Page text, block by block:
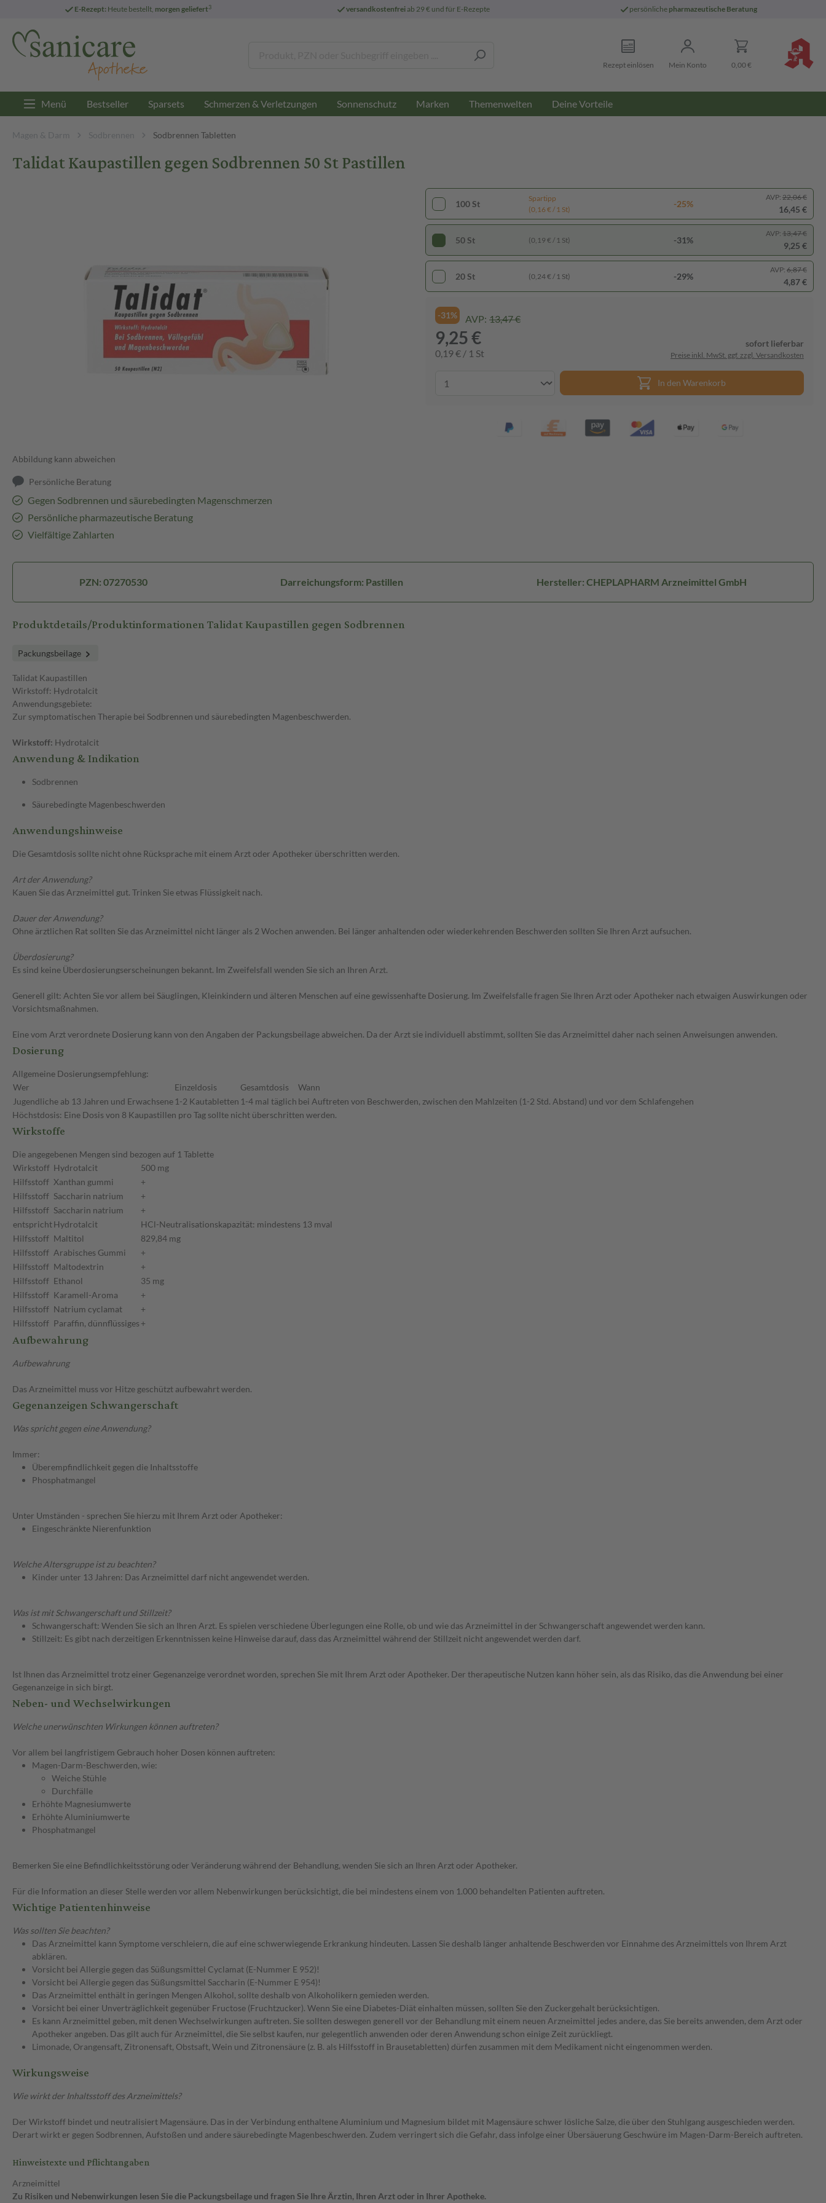
E-Rezept: Heute bestellt, morgen geliefert3 versandkostenfreiab 29 € und für E-Rezepte persönliche pharmazeutische Beratung
Rezept einlösen Mein Konto 0,00 €
Menü Bestseller Sparsets Schmerzen & Verletzungen Sonnenschutz Marken Themenwelten Deine Vorteile
Magen & Darm Sodbrennen Sodbrennen Tabletten
Talidat Kaupastillen gegen Sodbrennen 50 St Pastillen
Abbildung kann abweichen
Persönliche Beratung
Gegen Sodbrennen und säurebedingten Magenschmerzen
Persönliche pharmazeutische Beratung
Vielfältige Zahlarten
100 St
Spartipp
(0,16 € / 1 St)
-25%
AVP: 22,06 €
16,45 €
50 St (0,19 € / 1 St) -31%
AVP: 13,47 €
9,25 €
20 St (0,24 € / 1 St) -29%
AVP: 6,87 €
4,87 €
-31% AVP: 13,47 €
9,25 €
0,19 € / 1 St
sofort lieferbar
Preise inkl. MwSt. ggf. zzgl. Versandkosten
In den Warenkorb
PZN: 07270530 Darreichungsform: Pastillen Hersteller: CHEPLAPHARM Arzneimittel GmbH
Produktdetails/Produktinformationen Talidat Kaupastillen gegen Sodbrennen
Packungsbeilage
Talidat Kaupastillen
Wirkstoff: Hydrotalcit
Anwendungsgebiete:
Zur symptomatischen Therapie bei Sodbrennen und säurebedingten Magenbeschwerden.
Wirkstoff: Hydrotalcit
Anwendung & Indikation
Sodbrennen
Säurebedingte Magenbeschwerden
Anwendungshinweise
Die Gesamtdosis sollte nicht ohne Rücksprache mit einem Arzt oder Apotheker überschritten werden.
Art der Anwendung?
Kauen Sie das Arzneimittel gut. Trinken Sie etwas Flüssigkeit nach.
Dauer der Anwendung?
Ohne ärztlichen Rat sollten Sie das Arzneimittel nicht länger als 2 Wochen anwenden. Bei länger anhaltenden oder wiederkehrenden Beschwerden sollten Sie Ihren Arzt aufsuchen.
Überdosierung?
Es sind keine Überdosierungserscheinungen bekannt. Im Zweifelsfall wenden Sie sich an Ihren Arzt.
Generell gilt: Achten Sie vor allem bei Säuglingen, Kleinkindern und älteren Menschen auf eine gewissenhafte Dosierung. Im Zweifelsfalle fragen Sie Ihren Arzt oder Apotheker nach etwaigen Auswirkungen oder
Vorsichtsmaßnahmen.
Eine vom Arzt verordnete Dosierung kann von den Angaben der Packungsbeilage abweichen. Da der Arzt sie individuell abstimmt, sollten Sie das Arzneimittel daher nach seinen Anweisungen anwenden.
Dosierung
Allgemeine Dosierungsempfehlung:
Wer
Einzeldosis Gesamtdosis
Wann
Jugendliche ab 13 Jahren und Erwachsene 1-2 Kautabletten 1-4 mal täglich bei Auftreten von Beschwerden, zwischen den Mahlzeiten (1-2 Std. Abstand) und vor dem Schlafengehen
Höchstdosis: Eine Dosis von 8 Kaupastillen pro Tag sollte nicht überschritten werden.
Wirkstoffe
Die angegebenen Mengen sind bezogen auf 1 Tablette
Wirkstoff Hydrotalcit
500 mg
Hilfsstoff Xanthan gummi
+
Hilfsstoff Saccharin natrium
+
Hilfsstoff Saccharin natrium
+
entsprichtHydrotalcit
HCl-Neutralisationskapazität: mindestens 13 mval
Hilfsstoff Maltitol
829,84 mg
Hilfsstoff Arabisches Gummi
+
Hilfsstoff Maltodextrin
+
Hilfsstoff Ethanol
35 mg
Hilfsstoff Karamell-Aroma
+
Hilfsstoff Natrium cyclamat
+
Hilfsstoff Paraffin, dünnflüssiges +
Aufbewahrung
Aufbewahrung
Das Arzneimittel muss vor Hitze geschützt aufbewahrt werden.
Gegenanzeigen Schwangerschaft
Was spricht gegen eine Anwendung?
Immer:
Überempfindlichkeit gegen die Inhaltsstoffe
Phosphatmangel
Unter Umständen - sprechen Sie hierzu mit Ihrem Arzt oder Apotheker:
Eingeschränkte Nierenfunktion
Welche Altersgruppe ist zu beachten?
Kinder unter 13 Jahren: Das Arzneimittel darf nicht angewendet werden.
Was ist mit Schwangerschaft und Stillzeit?
Schwangerschaft: Wenden Sie sich an Ihren Arzt. Es spielen verschiedene Überlegungen eine Rolle, ob und wie das Arzneimittel in der Schwangerschaft angewendet werden kann.
Stillzeit: Es gibt nach derzeitigen Erkenntnissen keine Hinweise darauf, dass das Arzneimittel während der Stillzeit nicht angewendet werden darf.
Ist Ihnen das Arzneimittel trotz einer Gegenanzeige verordnet worden, sprechen Sie mit Ihrem Arzt oder Apotheker. Der therapeutische Nutzen kann höher sein, als das Risiko, das die Anwendung bei einer
Gegenanzeige in sich birgt.
Neben- und Wechselwirkungen
Welche unerwünschten Wirkungen können auftreten?
Vor allem bei langfristigem Gebrauch hoher Dosen können auftreten:
Magen-Darm-Beschwerden, wie:
Weiche Stühle
Durchfälle
Erhöhte Magnesiumwerte
Erhöhte Aluminiumwerte
Phosphatmangel
Bemerken Sie eine Befindlichkeitsstörung oder Veränderung während der Behandlung, wenden Sie sich an Ihren Arzt oder Apotheker.
Für die Information an dieser Stelle werden vor allem Nebenwirkungen berücksichtigt, die bei mindestens einem von 1.000 behandelten Patienten auftreten.
Wichtige Patientenhinweise
Was sollten Sie beachten?
Das Arzneimittel kann Symptome verschleiern, die auf eine schwerwiegende Erkrankung hindeuten. Lassen Sie deshalb länger anhaltende Beschwerden vor Einnahme des Arzneimittels von Ihrem Arzt
abklären.
Vorsicht bei Allergie gegen das Süßungsmittel Cyclamat (E-Nummer E 952)!
Vorsicht bei Allergie gegen das Süßungsmittel Saccharin (E-Nummer E 954)!
Das Arzneimittel enthält in geringen Mengen Alkohol, sollte deshalb von Alkoholikern gemieden werden.
Vorsicht bei einer Unverträglichkeit gegenüber Fructose (Fruchtzucker). Wenn Sie eine Diabetes-Diät einhalten müssen, sollten Sie den Zuckergehalt berücksichtigen.
Es kann Arzneimittel geben, mit denen Wechselwirkungen auftreten. Sie sollten deswegen generell vor der Behandlung mit einem neuen Arzneimittel jedes andere, das Sie bereits anwenden, dem Arzt oder
Apotheker angeben. Das gilt auch für Arzneimittel, die Sie selbst kaufen, nur gelegentlich anwenden oder deren Anwendung schon einige Zeit zurückliegt.
Limonade, Orangensaft, Zitronensaft, Obstsaft, Wein und Zitronensäure (z. B. als Hilfsstoff in Brausetabletten) dürfen zusammen mit dem Medikament nicht eingenommen werden.
Wirkungsweise
Wie wirkt der Inhaltsstoff des Arzneimittels?
Der Wirkstoff bindet und neutralisiert Magensäure. Das in der Verbindung enthaltene Aluminium und Magnesium bildet mit Magensäure schwer lösliche Salze, die über den Stuhlgang ausgeschieden werden.
Derart wirkt er gegen Sodbrennen, Aufstoßen und andere säurebedingte Magenbeschwerden. Zudem verringert sich die Gefahr, dass infolge einer Übersäuerung Geschwüre im Magen-Darm-Bereich auftreten.
Hinweistexte und Pflichtangaben
Arzneimittel
Zu Risiken und Nebenwirkungen lesen Sie die Packungsbeilage und fragen Sie Ihre Ärztin, Ihren Arzt oder in Ihrer Apotheke.